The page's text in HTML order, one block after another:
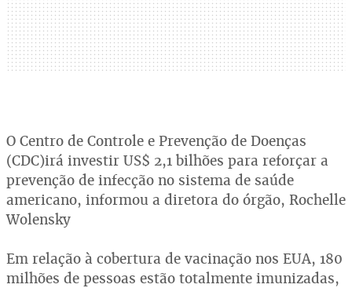
O Centro de Controle e Prevenção de Doenças
(CDC)irá investir US$ 2,1 bilhões para reforçar a
prevenção de infecção no sistema de saúde
americano, informou a diretora do órgão, Rochelle
Wolensky
Em relação à cobertura de vacinação nos EUA, 180
milhões de pessoas estão totalmente imunizadas,